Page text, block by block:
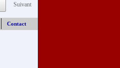
Suivant
Contact